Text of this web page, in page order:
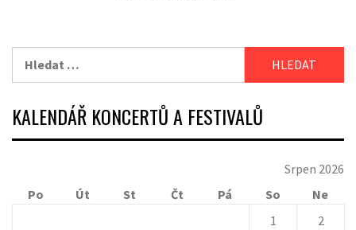
KALENDÁŘ KONCERTŮ A FESTIVALŮ
Srpen 2026
Po
Út St Čt Pá So
Ne
1
2